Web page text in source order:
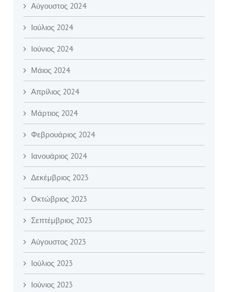
Αύγουστος 2024
Ιούλιος 2024
Ιούνιος 2024
Μάιος 2024
Απρίλιος 2024
Μάρτιος 2024
Φεβρουάριος 2024
Ιανουάριος 2024
Δεκέμβριος 2023
Οκτώβριος 2023
Σεπτέμβριος 2023
Αύγουστος 2023
Ιούλιος 2023
Ιούνιος 2023